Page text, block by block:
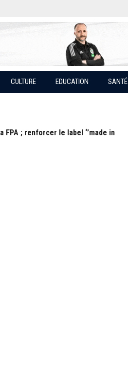
CULTURE EDUCATION SANTÉ
; renforcer le label ‘’made in